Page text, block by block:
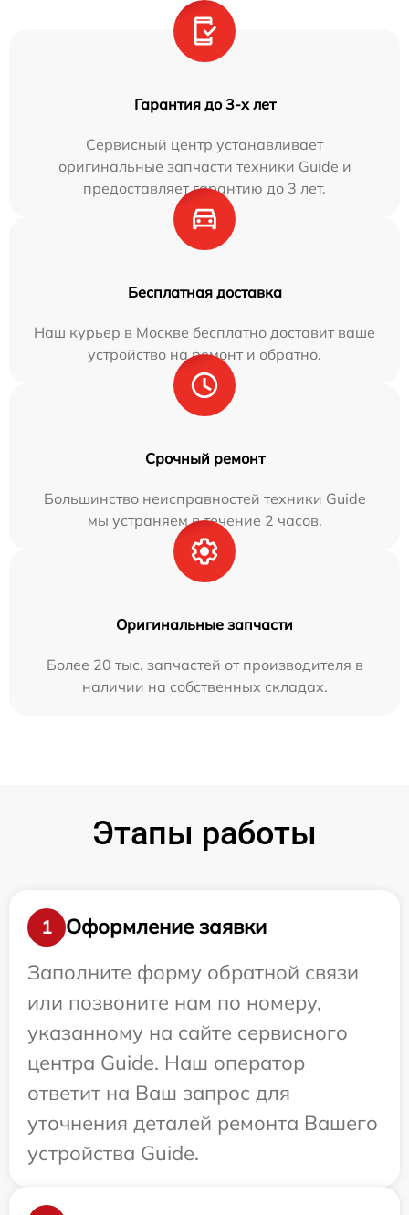
Гарантия до 3-х лет
Сервисный центр устанавливает
оригинальные запчасти техники Guide и
предоставляет гарантию до 3 лет.
Бесплатная доставка
Наш курьер в Москве бесплатно доставит ваше
устройство на ремонт и обратно.
Срочный ремонт
Большинство неисправностей техники Guide
мы устраняем в течение 2 часов.
Оригинальные запчасти
Более 20 тыс. запчастей от производителя в
наличии на собственных складах.
Этапы работы
1
Оформление заявки
Заполните форму обратной связи
или позвоните нам по номеру,
указанному на сайте сервисного
центра Guide. Наш оператор
ответит на Ваш запрос для
уточнения деталей ремонта Вашего
устройства Guide.